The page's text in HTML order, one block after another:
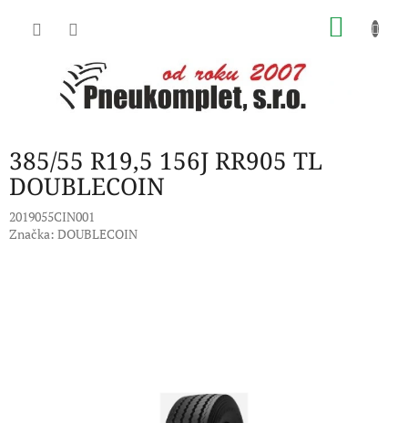
385/55 R19,5 156J RR905 TL
DOUBLECOIN
2019055CIN001
Značka: DOUBLECOIN